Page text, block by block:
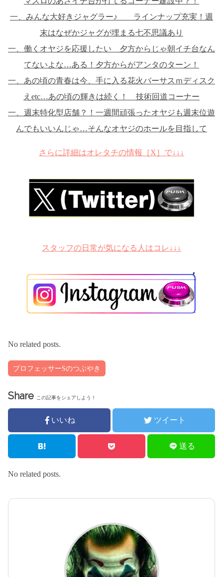
一、みんな大好きジャグラー♪ ラインナップ充実！週
末はなぜかジャグが埋まる七不思議あり
一、働くオヤジを応援したい 夕方からじゃ朝イチ台なん
てないよな…ある！夕方からがアンタのターン！
一、あの頃の青春は今、手に入る花火バーサスｍディスク
えetc…あの頃の輝きは続く！ 技術回道コーナー
一、週末特化型店舗？！一週間頑張ったオヤジも週末位遊
んでもいいんじゃ…そんなオヤジのホールを目指して
さらに詳細はオレタチの情報［X］で↓↓↓
スタッフの日常が気になる人はコレ↓↓↓
No related posts.
プロフェッサーSのつぶやき
Share この記事をシェアしよう！
いいね ツイート
送る
No related posts.